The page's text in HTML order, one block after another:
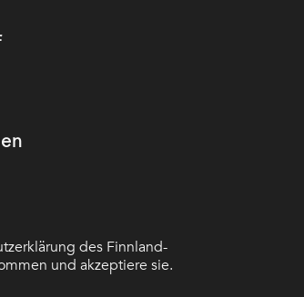
des Finnland-
und akzeptiere sie.